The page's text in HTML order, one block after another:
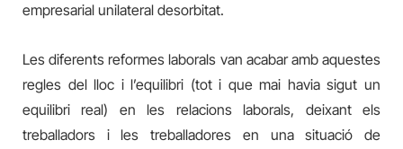
empresarial unilateral desorbitat.
Les diferents reformes laborals van acabar amb aquestes
regles del lloc i l’equilibri (tot i que mai havia sigut un
equilibri real) en les relacions laborals, deixant els
treballadors i les treballadores en una situació de